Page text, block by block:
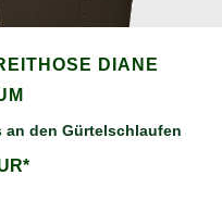
DIANE
an den Gürtelschlaufen